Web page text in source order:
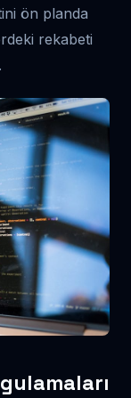
ön planda
rekabeti